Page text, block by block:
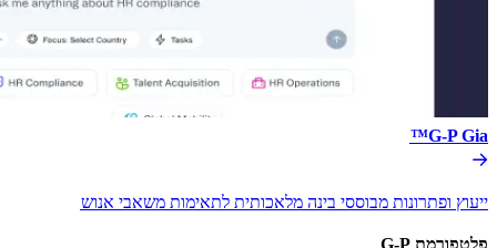
G-P Gia™​​
ייעוץ ופתרונות מבוססי בינה מלאכותית לתאימות משאבי אנוש​​